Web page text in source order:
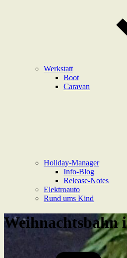
Werkstatt
Boot
Caravan
Holiday-Manager
Info-Blog
Release-Notes
Elektroauto
Rund ums Kind
Weihnachtsbahn